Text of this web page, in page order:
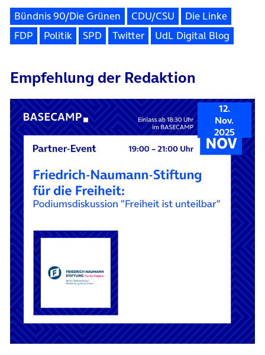
Bündnis 90/Die Grünen CDU/CSU
Die Linke
FDP
Politik SPD Twitter UdL Digital Blog
Empfehlung der Redaktion
12.
Nov.
2025